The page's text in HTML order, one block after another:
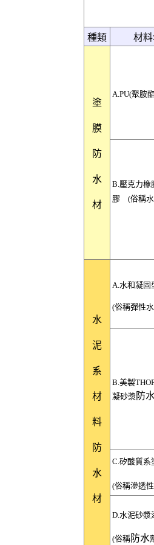
種類 材
塗
膜
防
水
材
A.PU(聚胺
B.壓克力橡
膠 (俗稱水
水
泥
系
材
料
防
水
材
A.水和凝固
(俗稱彈性
B.美製
凝砂漿防水
C.矽酸質系
(俗稱滲透性
D.水泥砂漿
(俗稱防水